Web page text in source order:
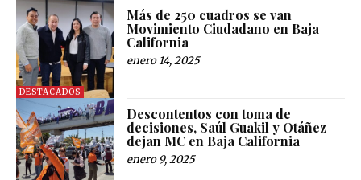
DESTACADOS
Más de 250 cuadros se van
Movimiento Ciudadano en Baja
California
enero 14, 2025
Descontentos con toma de
decisiones, Saúl Guakil y Otáñez
dejan MC en Baja California
enero 9, 2025